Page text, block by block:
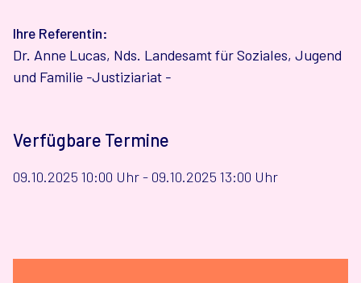
Ihre Referentin:
Dr. Anne Lucas, Nds. Landesamt für Soziales, Jugend
und Familie -Justiziariat -
Verfügbare Termine
09.10.2025 10:00 Uhr - 09.10.2025 13:00 Uhr